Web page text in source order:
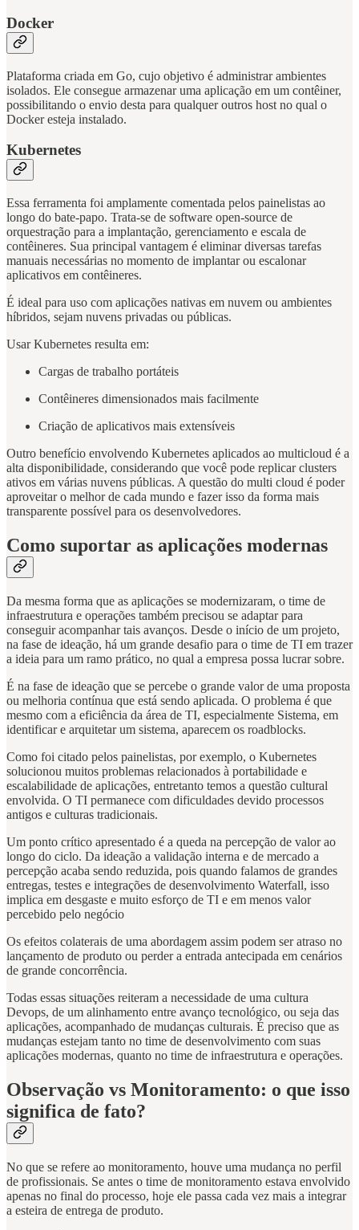
Docker
Plataforma criada em Go, cujo objetivo é administrar ambientes
isolados. Ele consegue armazenar uma aplicação em um contêiner,
possibilitando o envio desta para qualquer outros host no qual o
Docker esteja instalado.
Kubernetes
Essa ferramenta foi amplamente comentada pelos painelistas ao
longo do bate-papo. Trata-se de software open-source de
orquestração para a implantação, gerenciamento e escala de
contêineres. Sua principal vantagem é eliminar diversas tarefas
manuais necessárias no momento de implantar ou escalonar
aplicativos em contêineres.
É ideal para uso com aplicações nativas em nuvem ou ambientes
híbridos, sejam nuvens privadas ou públicas.
Usar Kubernetes resulta em:
Cargas de trabalho portáteis
Contêineres dimensionados mais facilmente
Criação de aplicativos mais extensíveis
Outro benefício envolvendo Kubernetes aplicados ao multicloud é a
alta disponibilidade, considerando que você pode replicar clusters
ativos em várias nuvens públicas. A questão do multi cloud é poder
aproveitar o melhor de cada mundo e fazer isso da forma mais
transparente possível para os desenvolvedores.
Como suportar as aplicações modernas
Da mesma forma que as aplicações se modernizaram, o time de
infraestrutura e operações também precisou se adaptar para
conseguir acompanhar tais avanços. Desde o início de um projeto,
na fase de ideação, há um grande desafio para o time de TI em trazer
a ideia para um ramo prático, no qual a empresa possa lucrar sobre.
É na fase de ideação que se percebe o grande valor de uma proposta
ou melhoria contínua que está sendo aplicada. O problema é que
mesmo com a eficiência da área de TI, especialmente Sistema, em
identificar e arquitetar um sistema, aparecem os roadblocks.
Como foi citado pelos painelistas, por exemplo, o Kubernetes
solucionou muitos problemas relacionados à portabilidade e
escalabilidade de aplicações, entretanto temos a questão cultural
envolvida. O TI permanece com dificuldades devido processos
antigos e culturas tradicionais.
Um ponto crítico apresentado é a queda na percepção de valor ao
longo do ciclo. Da ideação a validação interna e de mercado a
percepção acaba sendo reduzida, pois quando falamos de grandes
entregas, testes e integrações de desenvolvimento Waterfall, isso
implica em desgaste e muito esforço de TI e em menos valor
percebido pelo negócio
Os efeitos colaterais de uma abordagem assim podem ser atraso no
lançamento de produto ou perder a entrada antecipada em cenários
de grande concorrência.
Todas essas situações reiteram a necessidade de uma cultura
Devops, de um alinhamento entre avanço tecnológico, ou seja das
aplicações, acompanhado de mudanças culturais. É preciso que as
mudanças estejam tanto no time de desenvolvimento com suas
aplicações modernas, quanto no time de infraestrutura e operações.
Observação vs Monitoramento: o que isso
significa de fato?
No que se refere ao monitoramento, houve uma mudança no perfil
de profissionais. Se antes o time de monitoramento estava envolvido
apenas no final do processo, hoje ele passa cada vez mais a integrar
a esteira de entrega de produto.